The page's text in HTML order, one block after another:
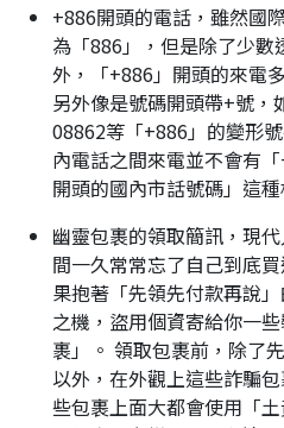
+886開頭的電話，雖然國
為「886」，但是除了少
外，「+886」開頭的來電
另外像是號碼開頭帶+號，
08862等「+886」的變形
內電話之間來電並不會有
開頭的國內市話號碼」這種
幽靈包裹的領取簡訊，現
間一久常常忘了自己到底
果抱著「先領先付款再說
之機，盜用個資寄給你一
裹」。 領取包裹前，除了
以外，在外觀上這些詐騙
些包裹上面大都會使用「